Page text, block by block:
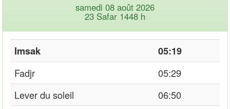
samedi 08 août 2026
23 Safar 1448 h
Imsak
05:19
Fadjr
05:29
Lever du soleil
06:50